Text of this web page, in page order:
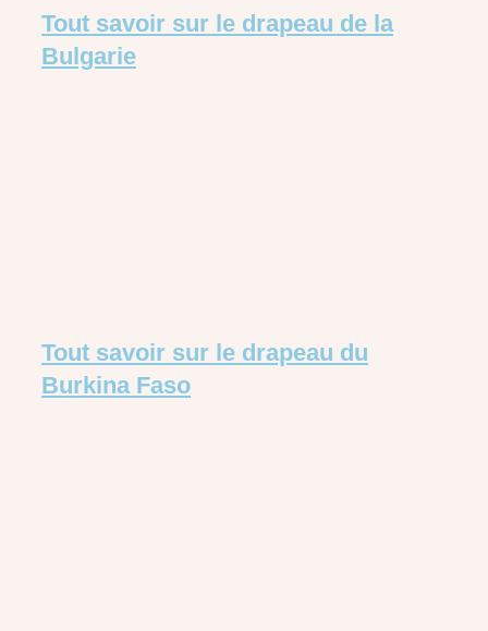
Tout savoir sur le drapeau de la
Bulgarie
Tout savoir sur le drapeau du
Burkina Faso